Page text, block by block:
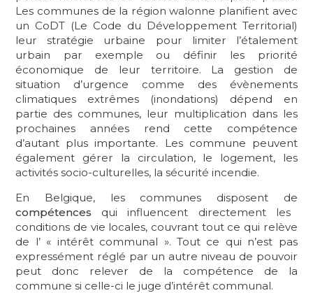
Les communes de la région walonne planifient avec
un CoDT (Le Code du Développement Territorial)
leur stratégie urbaine pour limiter l’étalement
urbain par exemple ou définir les priorité
économique de leur territoire. La gestion de
situation d’urgence comme des évènements
climatiques extrêmes (inondations) dépend en
partie des communes, leur multiplication dans les
prochaines années rend cette compétence
d’autant plus importante. Les commune peuvent
également gérer la circulation, le logement, les
activités socio-culturelles, la sécurité incendie.
En Belgique, les communes disposent de
compétences qui influencent directement les
conditions de vie locales, couvrant tout ce qui relève
de l’ « intérêt communal ». Tout ce qui n’est pas
expressément réglé par un autre niveau de pouvoir
peut donc relever de la compétence de la
commune si celle-ci le juge d’intérêt communal.